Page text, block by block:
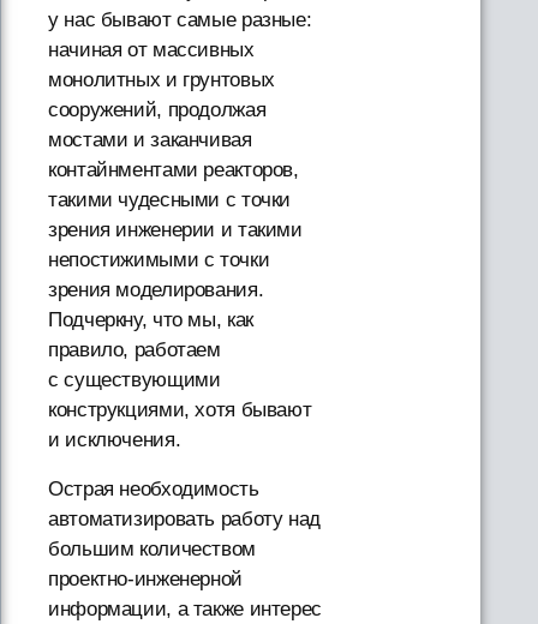
у нас бывают самые разные:
начиная от массивных
монолитных и грунтовых
сооружений, продолжая
мостами и заканчивая
контайнментами реакторов,
такими чудесными с точки
зрения инженерии и такими
непостижимыми с точки
зрения моделирования.
Подчеркну, что мы, как
правило, работаем
с существующими
конструкциями, хотя бывают
и исключения.
Острая необходимость
автоматизировать работу над
большим количеством
проектно-инженерной
информации, а также интерес